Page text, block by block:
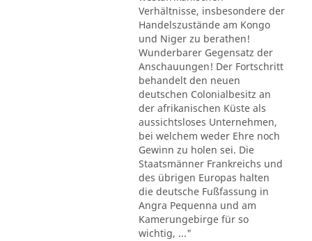
Verhältnisse, insbesondere der
Handelszustände am Kongo
und Niger zu berathen!
Wunderbarer Gegensatz der
Anschauungen! Der Fortschritt
behandelt den neuen
deutschen Colonialbesitz an
der afrikanischen Küste als
aussichtsloses Unternehmen,
bei welchem weder Ehre noch
Gewinn zu holen sei. Die
Staatsmänner Frankreichs und
des übrigen Europas halten
die deutsche Fußfassung in
Angra Pequenna und am
Kamerungebirge für so
wichtig, ..."